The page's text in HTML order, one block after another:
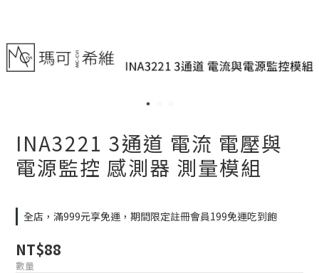
INA3221 3通道 電流 電壓與
電源監控 感測器 測量模組
全店，滿999元享免運，期間限定註冊會員199免運吃到飽
NT$88
數量